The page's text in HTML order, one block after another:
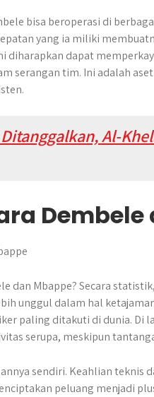
bisa beroperasi di
yang ia miliki
diharapkan dapat
serangan tim. Ini adalah
Al-
Dembele
dan Mbappe? Secara
unggul dalam hal
paling ditakuti di dunia. Di
serupa, meskipun
sendiri. Keahlian teknis
peluang menjadi